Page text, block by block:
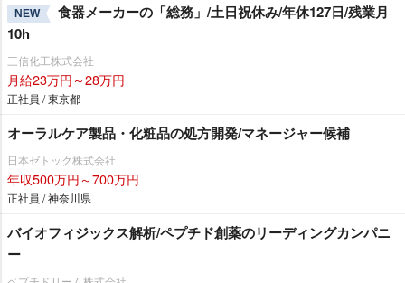
NEW
食器メーカーの「総務」/土日祝休み/年休127日/残業月
10h
三信化工株式会社
月給23万円～28万円
正社員 / 東京都
オーラルケア製品・化粧品の処方開発/マネージャー候補
日本ゼトック株式会社
年収500万円～700万円
正社員 / 神奈川県
バイオフィジックス解析/ペプチド創薬のリーディングカンパニ
ー